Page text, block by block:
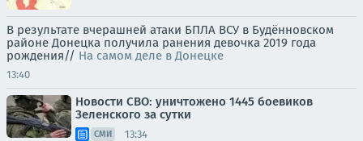
В результате вчерашней атаки БПЛА ВСУ в Будённовском
районе Донецка получила ранения девочка 2019 года
рождения// На самом деле в Донецке
13:40
Новости СВО: уничтожено 1445 боевиков
Зеленского за сутки
СМИ 13:34